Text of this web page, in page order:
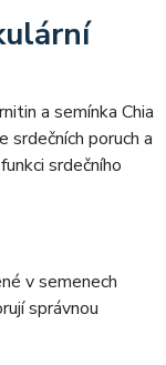
a semínka Chia
srdečních poruch a
srdečního
v semenech
správnou